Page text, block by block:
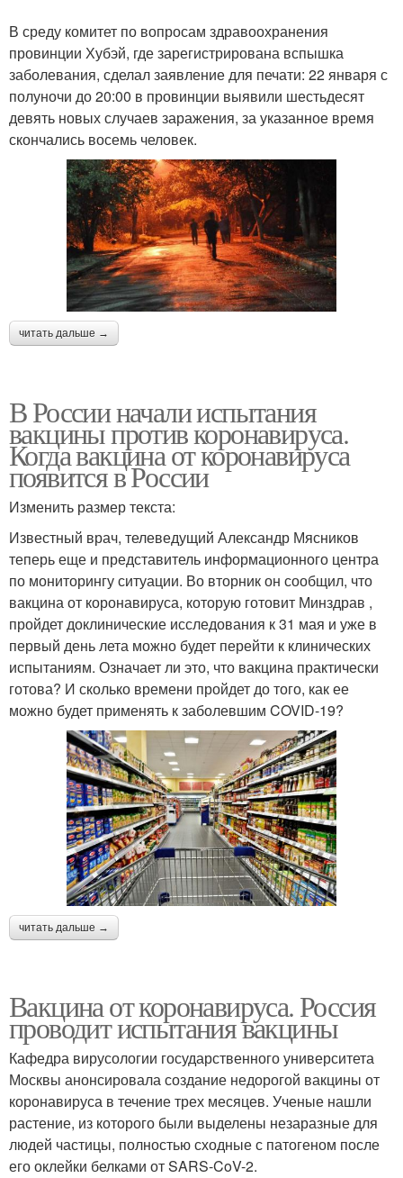
В среду комитет по вопросам здравоохранения
провинции Хубэй, где зарегистрирована вспышка
заболевания, сделал заявление для печати: 22 января с
полуночи до 20:00 в провинции выявили шестьдесят
девять новых случаев заражения, за указанное время
скончались восемь человек.
читать дальше →
В России начали испытания
вакцины против коронавируса.
Когда вакцина от коронавируса
появится в России
Изменить размер текста:
Известный врач, телеведущий Александр Мясников
теперь еще и представитель информационного центра
по мониторингу ситуации. Во вторник он сообщил, что
вакцина от коронавируса, которую готовит Минздрав ,
пройдет доклинические исследования к 31 мая и уже в
первый день лета можно будет перейти к клинических
испытаниям. Означает ли это, что вакцина практически
готова? И сколько времени пройдет до того, как ее
можно будет применять к заболевшим COVID-19?
читать дальше →
Вакцина от коронавируса. Россия
проводит испытания вакцины
Кафедра вирусологии государственного университета
Москвы анонсировала создание недорогой вакцины от
коронавируса в течение трех месяцев. Ученые нашли
растение, из которого были выделены незаразные для
людей частицы, полностью сходные с патогеном после
его оклейки белками от SARS-CoV-2.